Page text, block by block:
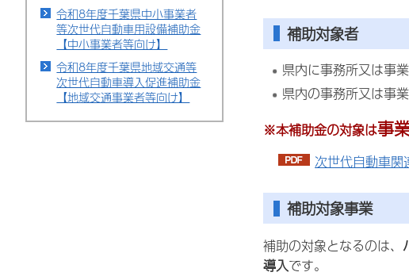
令和8年度千葉県中小事業者
等次世代自動車用設備補助金
【中小事業者等向け】
令和8年度千葉県地域交通等
次世代自動車導入促進補助金
【地域交通事業者等向け】
補助対象者
県内に事務所又は事
県内の事務所又は事
※本補助金の対象は事
次世代自動車関
補助対象事業
補助の対象となるのは、
導入です。